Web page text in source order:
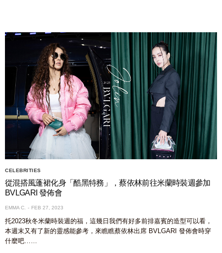
CELEBRITIES
從混搭風蓬裙化身「酷黑特務」，蔡依林前往米蘭時裝週參加
BVLGARI 發佈會
EMMA C. FEB 27, 2023
托2023秋冬米蘭時裝週的福，這幾日我們有好多前排嘉賓的造型可以看，
本週末又有了新的靈感能參考，來瞧瞧蔡依林出席 BVLGARI 發佈會時穿
什麼吧……